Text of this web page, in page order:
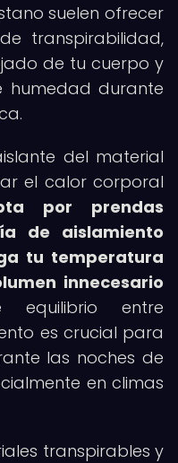
suelen ofrecer
transpirabilidad,
de tu cuerpo y
humedad durante
del material
el calor corporal
por prendas
de aislamiento
tu temperatura
innecesario
equilibrio entre
es crucial para
las noches de
en climas
transpirables y